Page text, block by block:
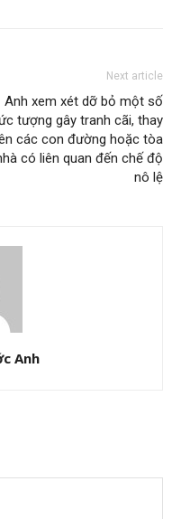
Next article
Anh xem xét dỡ bỏ một số
tượng gây tranh cãi, thay
các con đường hoặc tòa
có liên quan đến chế độ
nô lệ
Anh